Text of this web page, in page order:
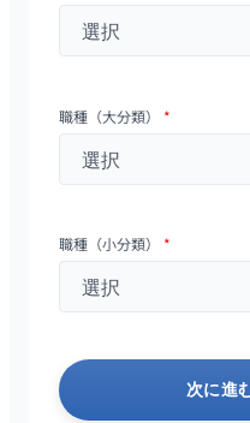
職種（大分類） *
職種（小分類） *
次に進